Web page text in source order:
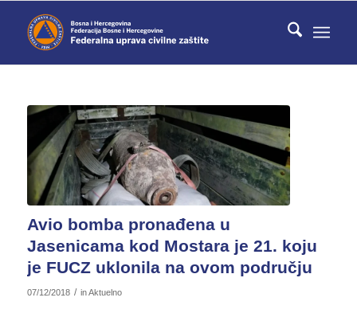
Avio bomba pronađena u
Jasenicama kod Mostara je 21. koju
je FUCZ uklonila na ovom području
07/12/2018 / inAktuelno